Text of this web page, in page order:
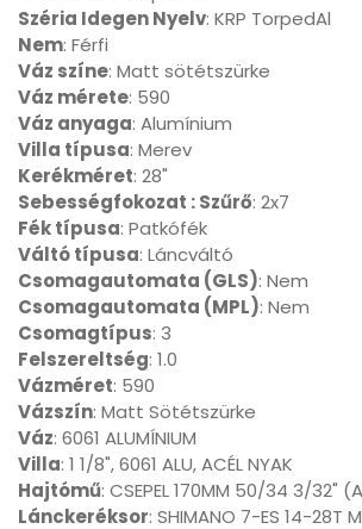
Széria Idegen Nyelv: KRP TorpedAl
Nem: Férfi
Váz színe: Matt sötétszürke
Váz mérete: 590
Váz anyaga: Alumínium
Villa típusa: Merev
Kerékméret: 28"
Sebességfokozat : Szűrő: 2x7
Fék típusa: Patkófék
Váltó típusa: Láncváltó
Csomagautomata (GLS): Nem
Csomagautomata (MPL): Nem
Csomagtípus: 3
Felszereltség: 1.0
Vázméret: 590
Vázszín: Matt Sötétszürke
Váz: 6061 ALUMÍNIUM
Villa: 1 1/8", 6061 ALU, ACÉL NYAK
Hajtómű: CSEPEL 170MM 50/34 3/32"
Lánckeréksor: SHIMANO 7-ES 14-28T